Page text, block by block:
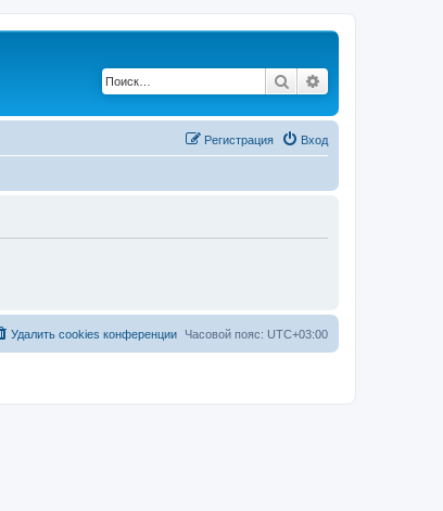
Поиск
Вход
Регистрация
Часовой пояс: UTC+03:00
Удалить cookies конференции